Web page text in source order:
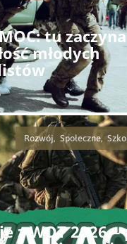
tu
młodych
Rozwój, Społeczne,
z WOT 2026 –